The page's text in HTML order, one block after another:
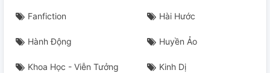
Fanfiction Hài Hước
Hành Động Huyền Ảo
Khoa Học - Viễn Tưởng Kinh Dị